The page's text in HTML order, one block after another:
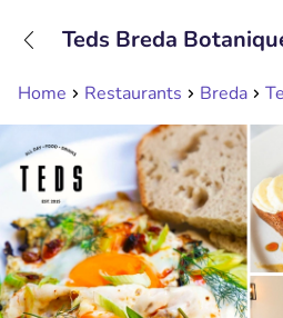
Erreichbar
Home Restaurants Breda
Teds Breda